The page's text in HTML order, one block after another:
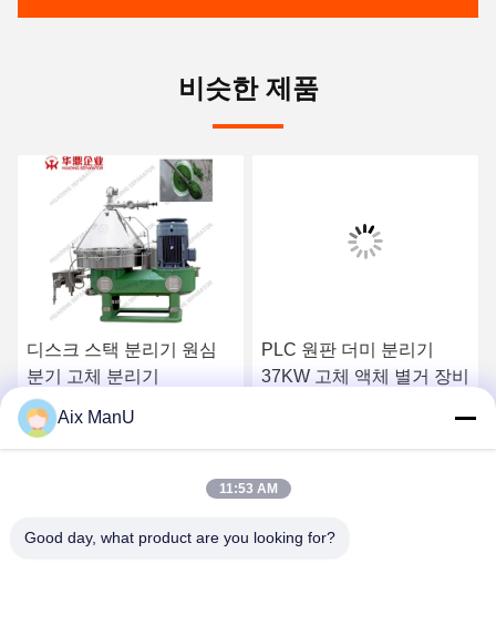
비슷한 제품
디스크 스택 분리기 원심
분기 고체 분리기
가장 좋은 가격 을 구하
PLC 원판 더미 분리기
37KW 고체 액체 별거 장비
가장 좋은 가격 을 구하
Aix ManU
11:53 AM
Good day, what product are you looking for?